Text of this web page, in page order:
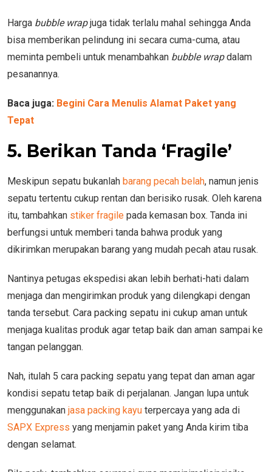
Harga bubble wrapjuga tidak terlalu mahal sehingga Anda
bisa memberikan pelindung ini secara cuma-cuma, atau
meminta pembeli untuk menambahkan bubble wrapdalam
pesanannya.
Baca juga: Begini Cara Menulis Alamat Paket yang
Tepat
5. Berikan Tanda ‘Fragile’
Meskipun sepatu bukanlah barang pecah belah, namun jenis
sepatu tertentu cukup rentan dan berisiko rusak. Oleh karena
itu, tambahkan stiker fragile pada kemasan box. Tanda ini
berfungsi untuk memberi tanda bahwa produk yang
dikirimkan merupakan barang yang mudah pecah atau rusak.
Nantinya petugas ekspedisi akan lebih berhati-hati dalam
menjaga dan mengirimkan produk yang dilengkapi dengan
tanda tersebut. Cara packing sepatu ini cukup aman untuk
menjaga kualitas produk agar tetap baik dan aman sampai ke
tangan pelanggan.
Nah, itulah 5 cara packing sepatu yang tepat dan aman agar
kondisi sepatu tetap baik di perjalanan. Jangan lupa untuk
menggunakan jasa packing kayu terpercaya yang ada di
SAPX Express yang menjamin paket yang Anda kirim tiba
dengan selamat.